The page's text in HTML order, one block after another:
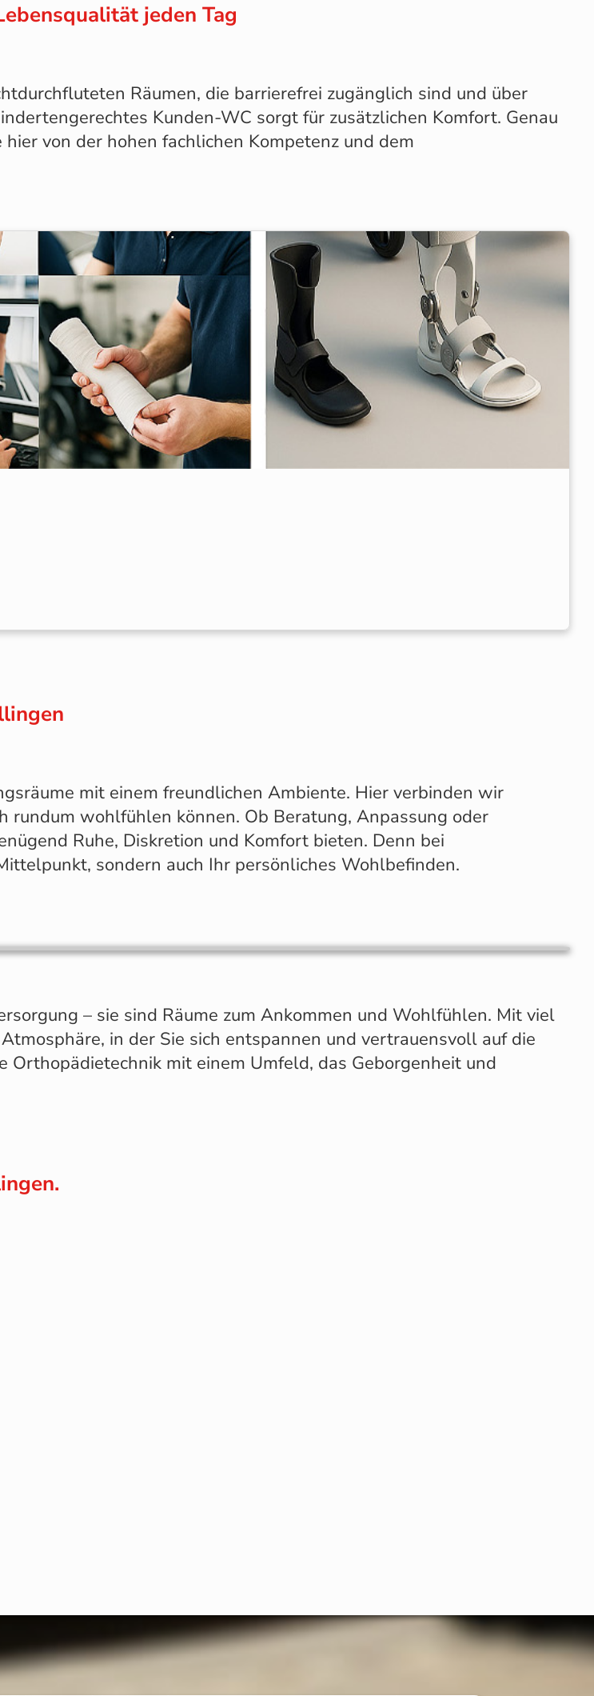
jeden Tag
Räumen, die barrierefrei zugänglich sind und über
Kunden-WC sorgt für zusätzlichen Komfort. Genau
von der hohen fachlichen Kompetenz und dem
mit einem freundlichen Ambiente. Hier verbinden wir
rundum wohlfühlen können. Ob Beratung, Anpassung oder
Ruhe, Diskretion und Komfort bieten. Denn bei
sondern auch Ihr persönliches Wohlbefinden.
– sie sind Räume zum Ankommen und Wohlfühlen. Mit viel
in der Sie sich entspannen und vertrauensvoll auf die
mit einem Umfeld, das Geborgenheit und